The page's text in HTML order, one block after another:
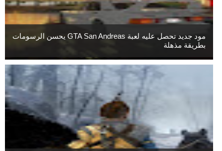
مود جديد تحصل عليه لعبة GTA San Andreas يحسن الرسومات
بطريقة مذهلة